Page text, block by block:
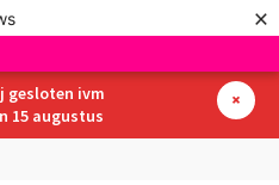
×
gesloten ivm
15 augustus